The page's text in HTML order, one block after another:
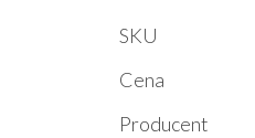
SKU
Cena
Producent